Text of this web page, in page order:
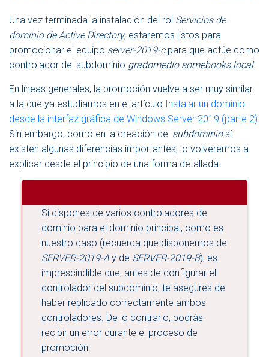
Una vez terminada la instalación del rol Servicios de
dominio de Active Directory, estaremos listos para
promocionar el equipo server-2019-cpara que actúe como
controlador del subdominio gradomedio.somebooks.local.
En líneas generales, la promoción vuelve a ser muy similar
a la que ya estudiamos en el artículo Instalar un dominio
desde la interfaz gráfica de Windows Server 2019 (parte 2)
Sin embargo, como en la creación del subdominiosí
existen algunas diferencias importantes, lo volveremos a
explicar desde el principio de una forma detallada.
Si dispones de varios controladores de
dominio para el dominio principal, como es
nuestro caso (recuerda que disponemos de
SERVER-2019-Ay de SERVER-2019-B), es
imprescindible que, antes de configurar el
controlador del subdominio, te asegures de
haber replicado correctamente ambos
controladores. De lo contrario, podrás
recibir un error durante el proceso de
promoción: